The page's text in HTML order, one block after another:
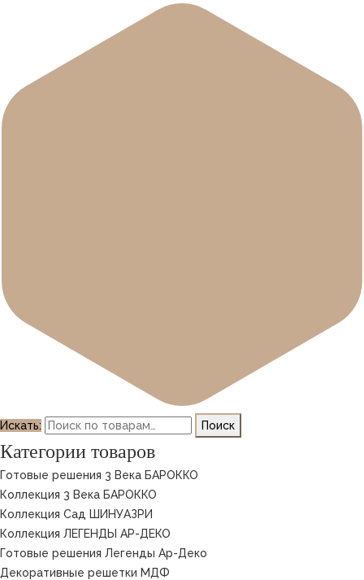
Искать: Поиск
Категории товаров
Готовые решения 3 Века БАРОККО
Коллекция 3 Века БАРОККО
Коллекция Сад ШИНУАЗРИ
Коллекция ЛЕГЕНДЫ АР-ДЕКО
Готовые решения Легенды Ар-Деко
Декоративные решетки МДФ